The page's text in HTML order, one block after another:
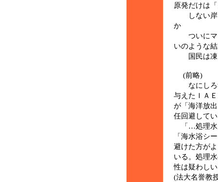
原発だけは
しない岸
か
ついにマ
いのような
国民は凍
(前略)
なにしろ
与えたＩＡ
が「海洋放
任回避して
「…処理水
「海水浴シ
避けた方が
いる。処理
性は疑わし
(法大名誉教